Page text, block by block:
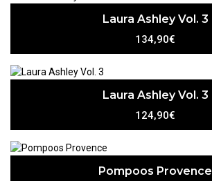
Laura Ashley Vol. 3
134,90€
Laura Ashley Vol. 3
124,90€
Pompoos Provence